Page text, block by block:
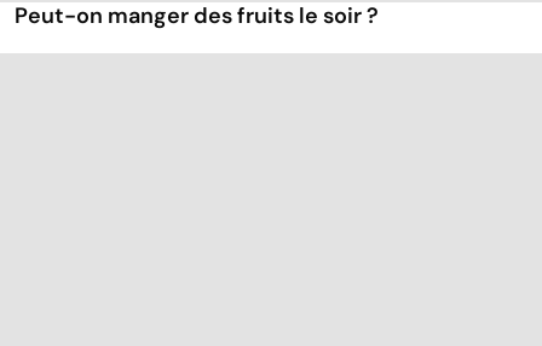
Peut-on manger des fruits le soir ?